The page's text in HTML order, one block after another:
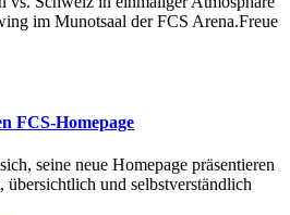
im Munotsaal der FCS Arena.Freue
FCS-Homepage
seine neue Homepage präsentieren
und selbstverständlich